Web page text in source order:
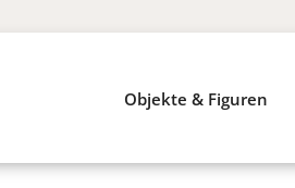
Objekte & Figuren